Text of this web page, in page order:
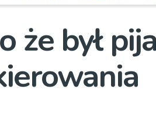
że był